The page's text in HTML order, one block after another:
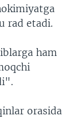
rad etadi.
ham
orasida